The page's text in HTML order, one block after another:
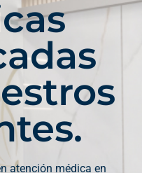
atención médica en